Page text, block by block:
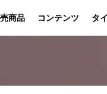
開催概要 参加
商品
販売商品一覧​
コンテンツ
タ
ONE PIECEカードゲ
Manila